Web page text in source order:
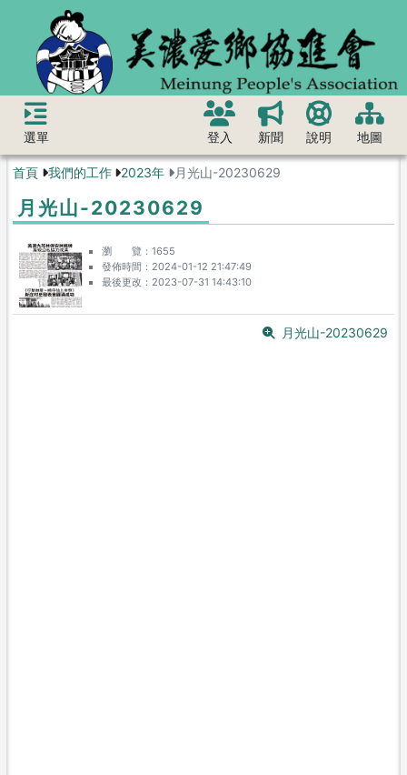
選單 登入 新聞 說明 地圖
首頁 我們的工作 2023年 月光山-20230629
月光山-20230629
瀏 覽
1655
發佈時間
2024-01-12 21:47:49
最後更改
2023-07-31 14:43:10
月光山-20230629